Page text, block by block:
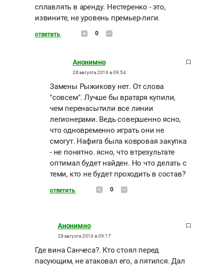
сплавлять в аренду. Нестеренко - это,
извините, не уровень премьер-лиги.
ответить 0
Анонимно
28 августа 2016 в 09:54
Замены Рыжикову нет. От слова
"совсем". Лучше бы вратаря купили,
чем перенасытили все линии
легионерами. Ведь совершенно ясно,
что одновременно играть они не
смогут. Нафига была ковровая закупка
- не понятно. ясно, что втрезультате
оптимал будет найден. Но что делать с
теми, кто не будет проходить в состав?
ответить 0
Анонимно
28 августа 2016 в 09:17
Где вина Санчеса?. Кто стоял перед
пасующим, не атаковал его, а пятился. Дал